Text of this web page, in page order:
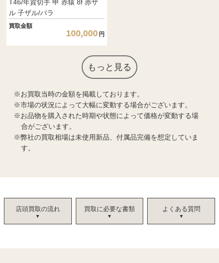
T46/年賀切手 申 赤猿 8f 赤ザ
ル 子ザル/バラ
買取金額
100,000 円
もっと見る
お買取当時の金額を掲載しております。
市場の状況によって大幅に変動する場合がございます。
お品物を購入された時期や状態によって価格が変動する場
合がございます。
弊社の買取相場は未使用新品、付属品完備を想定していま
す。
店頭買取の流れ 買取に必要な書類 よくある質問